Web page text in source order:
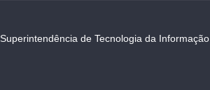
Superintendência de Tecnologia da Informação